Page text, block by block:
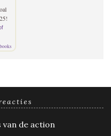
van de action